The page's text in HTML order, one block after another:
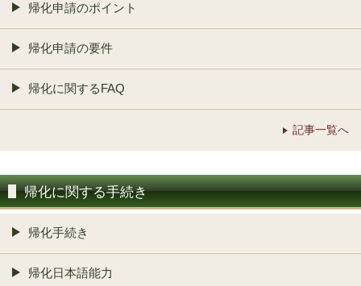
帰化申請のポイント
帰化申請の要件
帰化に関するFAQ
記事一覧へ
帰化に関する手続き
帰化手続き
帰化日本語能力